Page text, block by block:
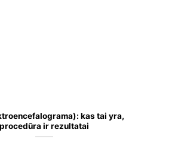
kas tai yra,
procedūra ir rezultatai